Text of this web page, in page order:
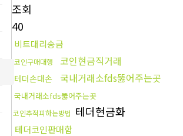
조회
40
비트대리송금
코인구매대행 코인현금직거래
테더손대손 국내거래소fds뚫어주는곳
국내거래소fds뚫어주는곳
코인추적피하는방법 테더현금화
테더코인판매함